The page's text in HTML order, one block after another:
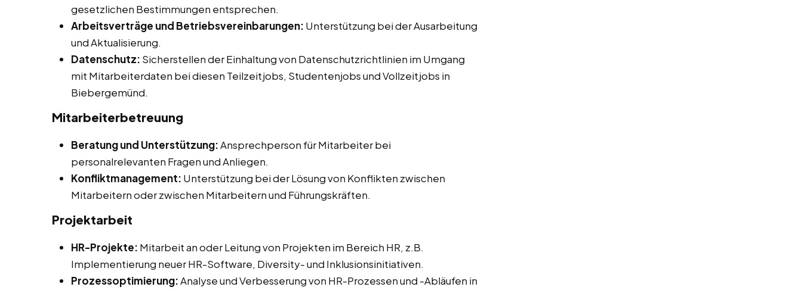
gesetzlichen Bestimmungen entsprechen.
Arbeitsverträge und Betriebsvereinbarungen: Unterstützung bei der Ausarbeitung
und Aktualisierung.
Datenschutz: Sicherstellen der Einhaltung von Datenschutzrichtlinien im Umgang
mit Mitarbeiterdaten bei diesen Teilzeitjobs, Studentenjobs und Vollzeitjobs in
Biebergemünd.
Mitarbeiterbetreuung
Beratung und Unterstützung:Ansprechperson für Mitarbeiter bei
personalrelevanten Fragen und Anliegen.
Konfliktmanagement: Unterstützung bei der Lösung von Konflikten zwischen
Mitarbeitern oder zwischen Mitarbeitern und Führungskräften.
Projektarbeit
HR-Projekte: Mitarbeit an oder Leitung von Projekten im Bereich HR, z.B.
Implementierung neuer HR-Software, Diversity- und Inklusionsinitiativen.
Prozessoptimierung:Analyse und Verbesserung von HR-Prozessen und -Abläufen in